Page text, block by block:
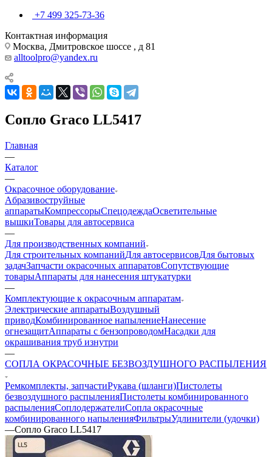
+7 499 325-73-36
Контактная информация
Москва, Дмитровское шоссе , д 81
alltoolpro@yandex.ru
Сопло Graco LL5417
Главная
—
Каталог
—
Окрасочное оборудование
Aбразивоструйные
аппаратыКомпрессорыСпецодеждаОсветительные
вышкиТовары для автосервиса
—
Для производственных компаний
Для строительных компанийДля автосервисовДля бытовых
задачЗапчасти окрасочных аппаратовСопутствующие
товарыАппараты для нанесения штукатурки
—
Комплектующие к окрасочным аппаратам
Электрические аппаратыВоздушный
приводКомбинированное напылениеНанесение
огнезащитАппараты с бензопроводомНасадки для
окрашивания труб изнутри
—
СОПЛА ОКРАСОЧНЫЕ БЕЗВОЗДУШНОГО РАСПЫЛЕНИЯ
Ремкомплекты, запчастиРукава (шланги)Пистолеты
безвоздушного распыленияПистолеты комбинированного
распыленияСоплодержателиСопла окрасочные
комбинированного напыленияФильтрыУдлинители (удочки)
—Сопло Graco LL5417